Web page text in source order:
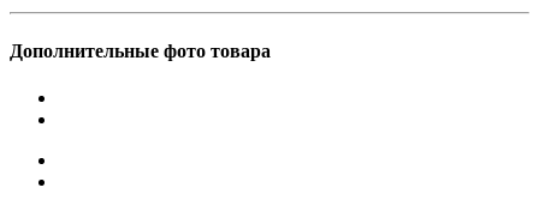
Дополнительные фото товара